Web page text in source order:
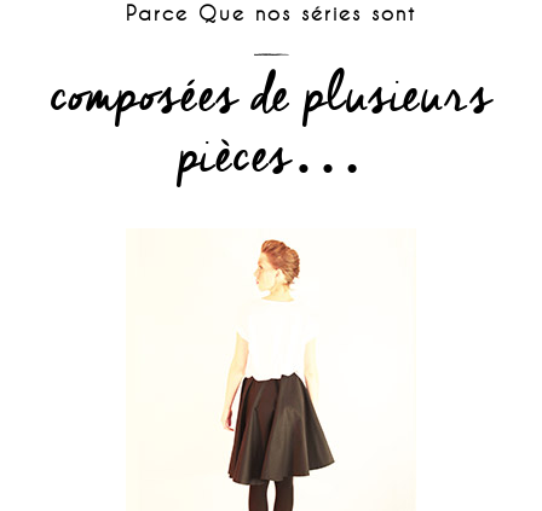
Parce Que nos séries sont
composées de plusieurs
pièces…